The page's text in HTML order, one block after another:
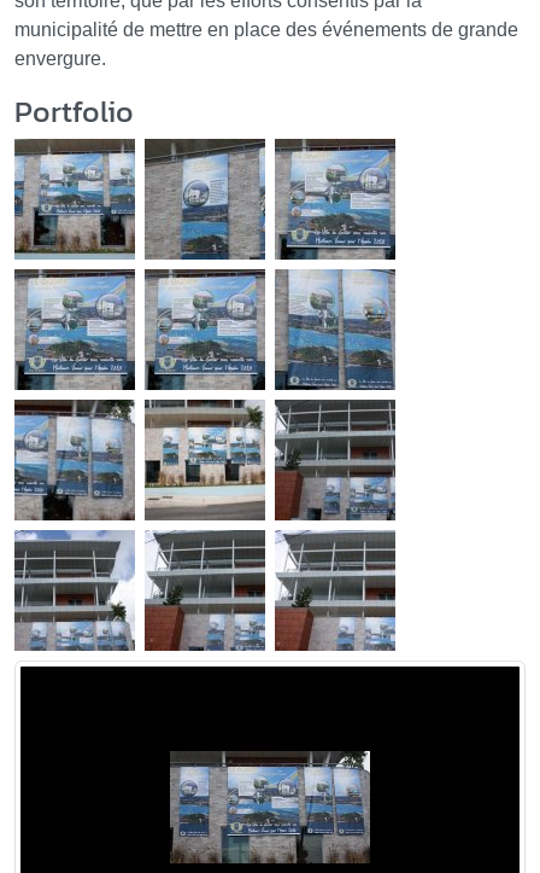
municipalité de mettre en place des événements de grande
envergure.
Portfolio